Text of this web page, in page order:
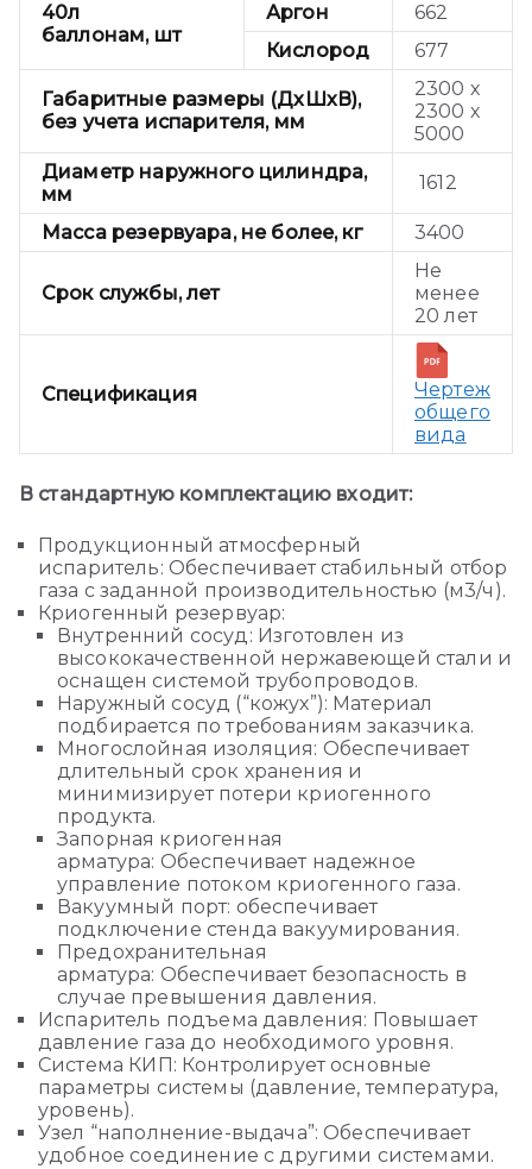
40л
баллонам, шт
Аргон
662
Кислород
677
Габаритные размеры (ДхШхВ),
без учета испарителя, мм
2300 х
2300 х
5000
Диаметр наружного цилиндра,
мм
1612
Масса резервуара, не более, кг 3400
Срок службы, лет
Не
менее
20 лет
Спецификация
Чертеж
общего
вида
В стандартную комплектацию входит:
Продукционный атмосферный
испаритель: Обеспечивает стабильный отбор
газа с заданной производительностью (м3/ч).
Криогенный резервуар:
Внутренний сосуд: Изготовлен из
высококачественной нержавеющей стали и
оснащен системой трубопроводов.
Наружный сосуд (“кожух”): Материал
подбирается по требованиям заказчика.
Многослойная изоляция: Обеспечивает
длительный срок хранения и
минимизирует потери криогенного
продукта.
Запорная криогенная
арматура: Обеспечивает надежное
управление потоком криогенного газа.
Вакуумный порт: обеспечивает
подключение стенда вакуумирования.
Предохранительная
арматура: Обеспечивает безопасность в
случае превышения давления.
Испаритель подъема давления: Повышает
давление газа до необходимого уровня.
Система КИП: Контролирует основные
параметры системы (давление, температура,
уровень).
Узел “наполнение-выдача”: Обеспечивает
удобное соединение с другими системами.